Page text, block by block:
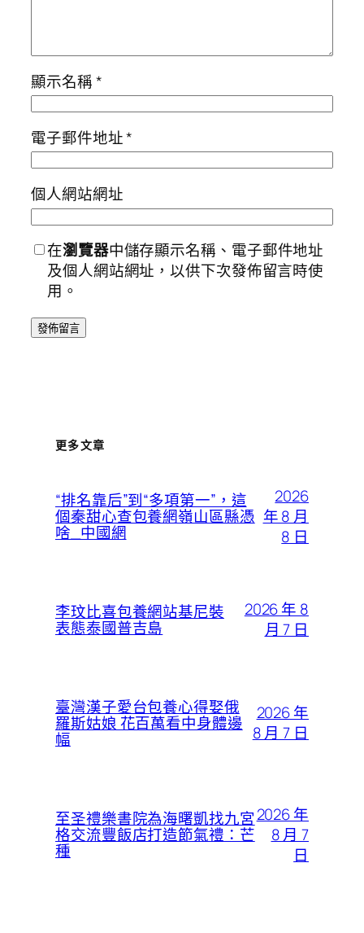
顯示名稱*
電子郵件地址*
個人網站網址
在瀏覽器中儲存顯示名稱、電子郵件地址
及個人網站網址，以供下次發佈留言時使
用。
更多文章
“排名靠后”到“多項第一”，這
個秦甜心查包養網嶺山區縣憑
啥_中國網
2026
年 8 月
8 日
李玟比喜包養網站基尼裝
表態泰國普吉島
2026 年 8
月 7 日
臺灣漢子愛台包養心得娶俄
羅斯姑娘 花百萬看中身體邊
幅
2026 年
8 月 7 日
至圣禮樂書院為海曙凱找九宮
格交流豐飯店打造節氣禮：芒
種
2026 年
8 月 7
日